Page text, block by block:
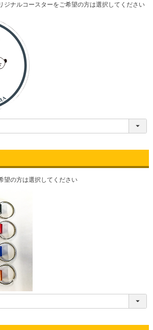
ジナルコースターをご希望の方は選択してください
望の方は選択してください